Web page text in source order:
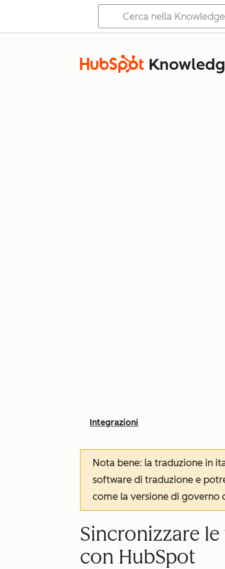
Integrazioni
Nota bene: la traduzione in
software di traduzione e
come la versione di governo
Sincronizzare
con HubSpot